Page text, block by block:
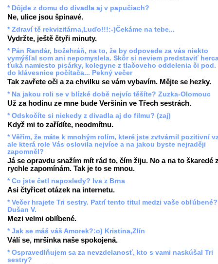
* Dôjde z domu do divadla aj v papučiach?
Ne, ulice jsou špinavé.
* Zdraví tě rekvizitárna,Luďo!!!:-)Čekáme na tebe...
Vydržte, ještě čtyři minuty.
* Pán Randár, božehráň, na to, že by odpovede za vás niekto
vymýšľal som ani nepomyslela. Skôr si neviem predstaviť
ťuká namiesto pisárky, kolegyne z tlačoveho oddelenia či pod.
do klávesnice počítača... Pekný večer
Tak zavřete oči a za chvilku se vám vybavím. Mějte se hezky.
* Na jakou roli se v blízké době nejvíc těšíte? Zuzka-Olomouc
Už za hodinu ze mne bude Veršinin ve Třech sestrách.
* Odskočíte si niekedy z divadla aj do filmu? (zaj)
Když mi to zařídíte, neodmítnu.
* Věřím, že máte k mnohým rolím, které jste zvtvárnil pozitivní
ale která role Vás oslovila nejvíce a na jakou byste nejraději
zapomněl?
Já se opravdu snažím mít rád to, čím žiju. No a na to škaredé
rychle zapomínám. Tak je to se mnou.
* Co jste četl naposledy? Iva z Brna
Asi čtyřicet otázek na internetu.
* Večer hrajete Tri sestry. Patrí tento titul medzi vaše obľúbené?
Dušan V.
Mezi velmi oblíbené.
* Jak se máš váš Amorek?:o) Kristina,Zlín
Válí se, mršinka naše spokojená.
* Ospravedlňujem sa za nevzdelanosť, kto s vami naskúšal Tri
sestry?